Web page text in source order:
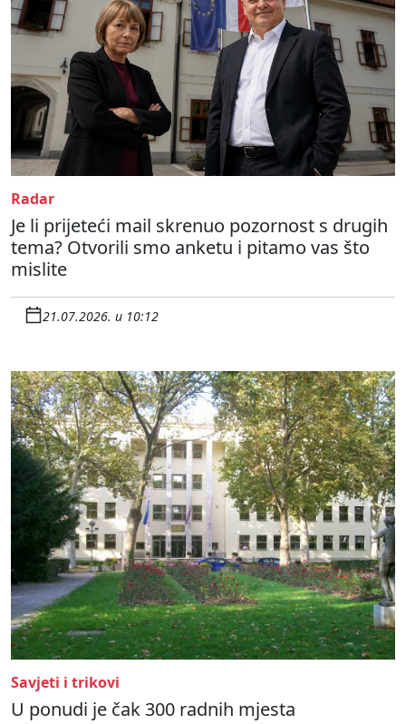
Radar
Je li prijeteći mail skrenuo pozornost s drugih
tema? Otvorili smo anketu i pitamo vas što
mislite
21.07.2026. u 10:12
Savjeti i trikovi
U ponudi je čak 300 radnih mjesta